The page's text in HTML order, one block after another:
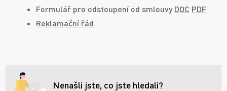
Formulář pro odstoupení od smlouvy DOC PDF
Reklamační řád
Nenašli jste, co jste hledali?